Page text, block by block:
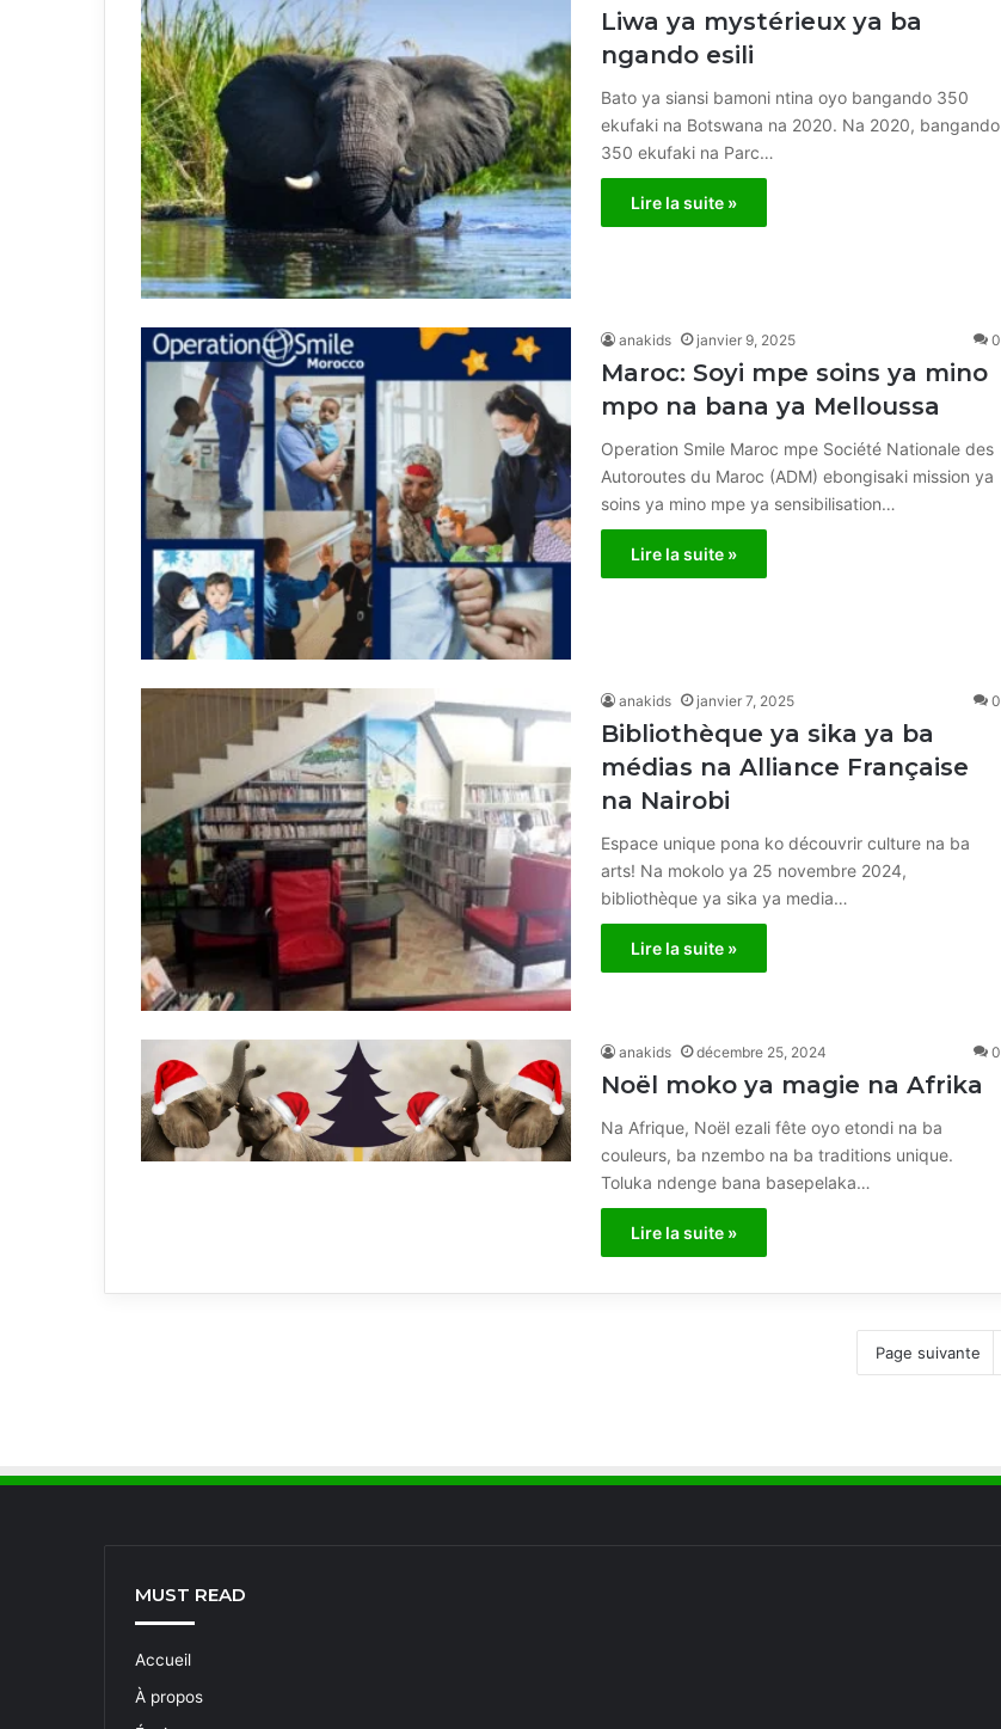
Liwa ya mystérieux ya ba
ngando esili
Bato ya siansi bamoni ntina oyo bangando 350
ekufaki na Botswana na 2020. Na 2020, bangando
350 ekufaki na Parc…
Lire la suite »
anakids janvier 9, 2025 0
Maroc: Soyi mpe soins ya mino
mpo na bana ya Melloussa
Operation Smile Maroc mpe Société Nationale des
Autoroutes du Maroc (ADM) ebongisaki mission ya
soins ya mino mpe ya sensibilisation…
Lire la suite »
anakids janvier 7, 2025 0
Bibliothèque ya sika ya ba
médias na Alliance Française
na Nairobi
Espace unique pona ko découvrir culture na ba
arts! Na mokolo ya 25 novembre 2024,
bibliothèque ya sika ya media…
Lire la suite »
anakids décembre 25, 2024 0
Noël moko ya magie na Afrika
Na Afrique, Noël ezali fête oyo etondi na ba
couleurs, ba nzembo na ba traditions unique.
Toluka ndenge bana basepelaka…
Lire la suite »
Page suivante
MUST READ
Accueil
À propos